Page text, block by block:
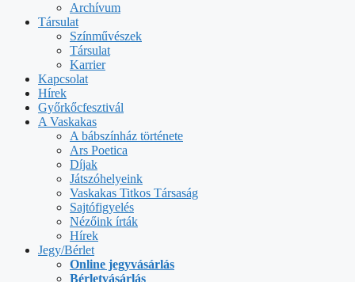
Archívum
Társulat
Színművészek
Társulat
Karrier
Kapcsolat
Hírek
Győrkőcfesztivál
A Vaskakas
A bábszínház története
Ars Poetica
Díjak
Játszóhelyeink
Vaskakas Titkos Társaság
Sajtófigyelés
Nézőink írták
Hírek
Jegy/Bérlet
Online jegyvásárlás
Bérletvásárlás